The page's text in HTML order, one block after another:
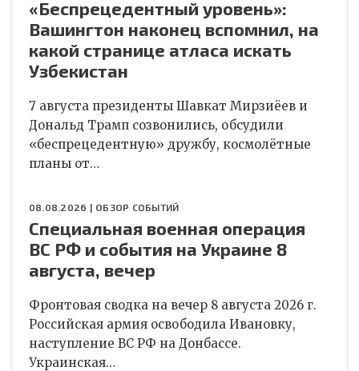
«Беспрецедентный уровень»:
Вашингтон наконец вспомнил, на
какой странице атласа искать
Узбекистан
7 августа президенты Шавкат Мирзиёев и
Дональд Трамп созвонились, обсудили
«беспрецедентную» дружбу, космолётные
планы от…
08.08.2026 | ОБЗОР СОБЫТИЙ
Специальная военная операция
ВС РФ и события на Украине 8
августа, вечер
Фронтовая сводка на вечер 8 августа 2026 г.
Российская армия освободила Ивановку,
наступление ВС РФ на Донбассе.
Украинская…